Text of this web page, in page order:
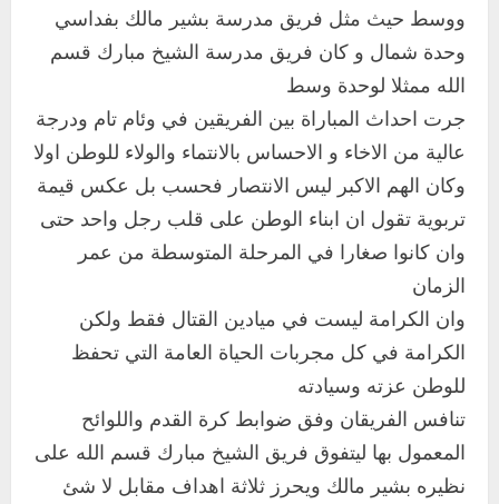
ووسط حيث مثل فريق مدرسة بشير مالك بفداسي
وحدة شمال و كان فريق مدرسة الشيخ مبارك قسم
الله ممثلا لوحدة وسط
جرت احداث المباراة بين الفريقين في وئام تام ودرجة
عالية من الاخاء و الاحساس بالانتماء والولاء للوطن اولا
وكان الهم الاكبر ليس الانتصار فحسب بل عكس قيمة
تربوية تقول ان ابناء الوطن على قلب رجل واحد حتى
وان كانوا صغارا في المرحلة المتوسطة من عمر
الزمان
وان الكرامة ليست في ميادين القتال فقط ولكن
الكرامة في كل مجربات الحياة العامة التي تحفظ
للوطن عزته وسيادته
تنافس الفريقان وفق ضوابط كرة القدم واللوائح
المعمول بها ليتفوق فريق الشيخ مبارك قسم الله على
نظيره بشير مالك ويحرز ثلاثة اهداف مقابل لا شئ